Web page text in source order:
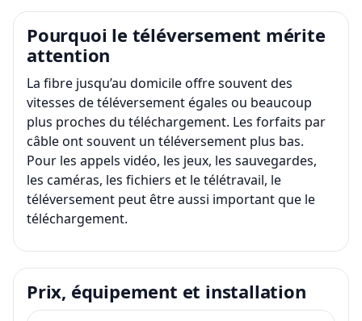
Pourquoi le téléversement mérite
attention
La fibre jusqu’au domicile offre souvent des
vitesses de téléversement égales ou beaucoup
plus proches du téléchargement. Les forfaits par
câble ont souvent un téléversement plus bas.
Pour les appels vidéo, les jeux, les sauvegardes,
les caméras, les fichiers et le télétravail, le
téléversement peut être aussi important que le
téléchargement.
Prix, équipement et installation